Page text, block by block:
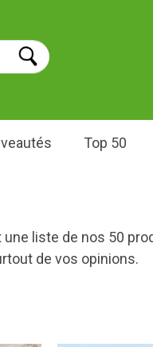
Top 50
une liste de nos 50
de vos opinions.